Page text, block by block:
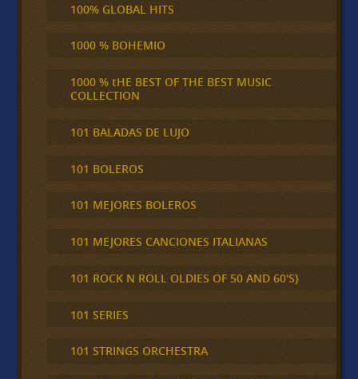
100% GLOBAL HITS
1000 % BOHEMIO
1000 % tHE BEST OF THE BEST MUSIC
COLLECTION
101 BALADAS DE LUJO
101 BOLEROS
101 MEJORES BOLEROS
101 MEJORES CANCIONES ITALIANAS
101 ROCK N ROLL OLDIES OF 50 AND 60'S}
101 SERIES
101 STRINGS ORCHESTRA